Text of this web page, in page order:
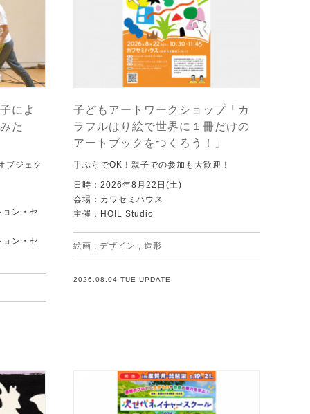
によ
た
ブジェク
ン・セ
ン・セ
子どもアートワークショップ「カ
ラフルはり絵で世界に１冊だけの
アートブックをつくろう！」
手ぶらでOK！親子での参加も大歓迎！
日時：2026年8月22日(土)
会場：カワセミハウス
主催：HOIL Studio
絵画 , デザイン , 造形
2026.08.04 TUE UPDATE